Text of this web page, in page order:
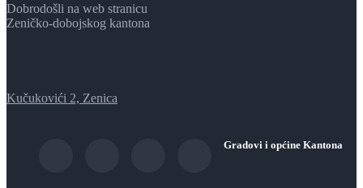
Dobrodošli na web stranicu
Zeničko-dobojskog kantona
Kučukovići 2, Zenica
Gradovi i općine Kantona